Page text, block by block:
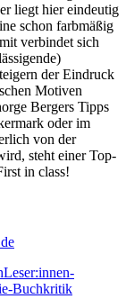
liegt hier eindeutig
schon farbmäßig
verbindet sich
der Eindruck
Motiven
Bergers Tipps
oder im
von der
steht einer Top-
in class!
Tags
Leser:innen-
Buchkritik